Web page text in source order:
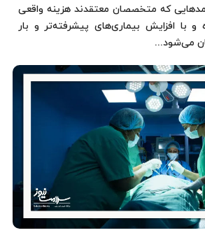
که متخصصان معتقدند هزینه واقعی
با افزایش بیماری‌های پیشرفته‌تر و بار
می‌شود...